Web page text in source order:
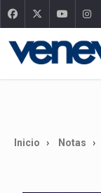
Inicio Notas